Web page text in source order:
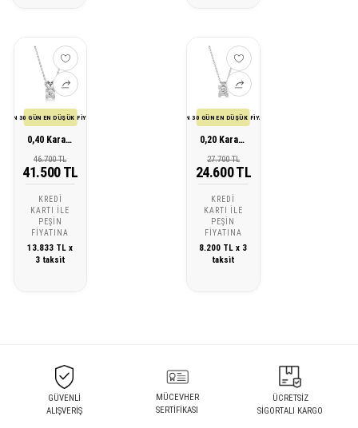
SON 30 GÜN EN DÜŞÜK FİYATI
0,40 Karat Pırlanta Tektaş Kolye
46.700 TL
41.500 TL
KREDI
KARTI ILE
PEŞIN
FIYATINA
13.833 TL x
3 taksit
SON 30 GÜN EN DÜŞÜK FİYATI
0,20 Karat Pırlanta Tektaş Kolye
27.700 TL
24.600 TL
KREDI
KARTI ILE
PEŞIN
FIYATINA
8.200 TL x 3
taksit
GÜVENLİ
ALIŞVERİŞ
MÜCEVHER
SERTİFİKASI
ÜCRETSİZ
SİGORTALI KARGO